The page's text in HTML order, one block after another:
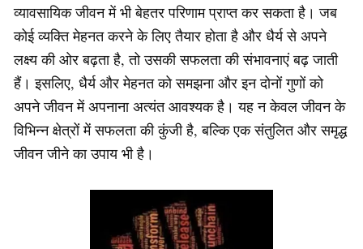
व्यावसायिक जीवन में भी बेहतर परिणाम प्राप्त कर सकता है। जब
कोई व्यक्ति मेहनत करने के लिए तैयार होता है और धैर्य से अपने
लक्ष्य की ओर बढ़ता है, तो उसकी सफलता की संभावनाएं बढ़ जाती
हैं। इसलिए, धैर्य और मेहनत को समझना और इन दोनों गुणों को
अपने जीवन में अपनाना अत्यंत आवश्यक है। यह न केवल जीवन के
विभिन्न क्षेत्रों में सफलता की कुंजी है, बल्कि एक संतुलित और समृद्ध
जीवन जीने का उपाय भी है।